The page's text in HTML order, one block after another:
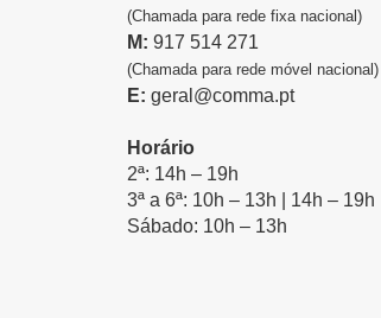
(Chamada para rede fixa nacional)
M: 917 514 271
(Chamada para rede móvel nacional)
E: geral@comma.pt
Horário
2ª: 14h – 19h
3ª a 6ª: 10h – 13h | 14h – 19h
Sábado: 10h – 13h